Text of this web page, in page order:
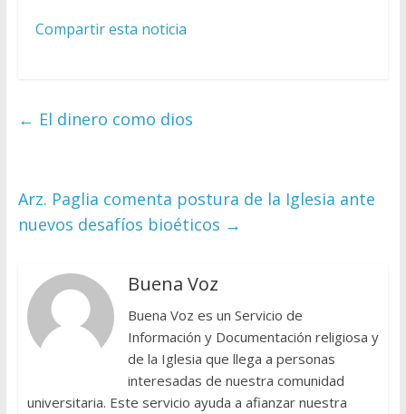
Compartir esta noticia
← El dinero como dios
Arz. Paglia comenta postura de la Iglesia ante
nuevos desafíos bioéticos →
Buena Voz
Buena Voz es un Servicio de
Información y Documentación religiosa y
de la Iglesia que llega a personas
interesadas de nuestra comunidad
universitaria. Este servicio ayuda a afianzar nuestra